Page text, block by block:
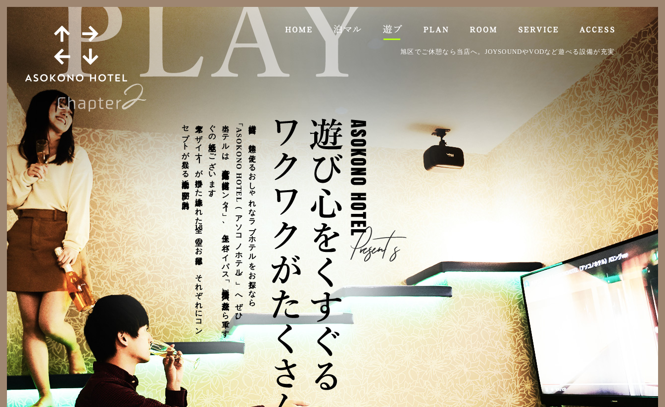
旭区でご休憩なら当店へ。JOYSOUNDやVODなど遊べる設備が充実
横浜町田で、休憩に使えるおしゃれなラブホテルをお探しなら、
「
ASOKONO HOTEL
（
アソコノホテル
）
」
へぜひ。
当ホテルは、東名高速道路
「
横浜町田インタ
ー
」
、保土ヶ谷バイパス
「
」
交差点か
ら
車で
す
ぐ
の
好立地に
ご
ざ
い
ま
す
。
鬼才デザイナ
ー
が手掛けた洗練された全
18
室の
お
部屋は
、
そ
れ
ぞ
れ
に
コ
ン
セ
プ
ト
が
異な
る
近未来的な
空間が
魅力的。